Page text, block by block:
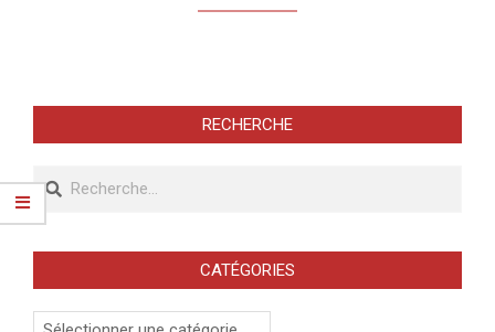
RECHERCHE
Recherche
CATÉGORIES
Catégories